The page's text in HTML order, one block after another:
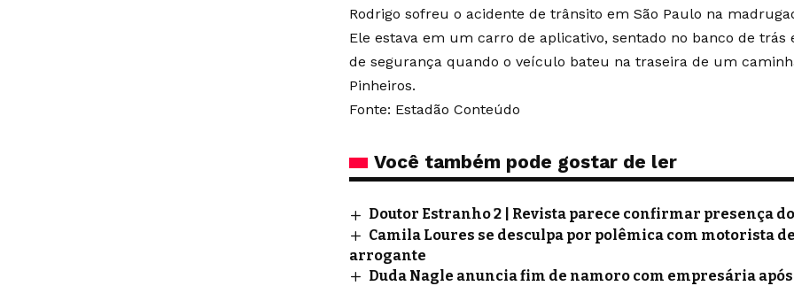
Rodrigo sofreu o acidente de trânsito em São Paulo na
Ele estava em um carro de aplicativo, sentado no banco de trás
de segurança quando o veículo bateu na traseira de um
Pinheiros.
Fonte: Estadão Conteúdo
Você também pode gostar de ler
Doutor Estranho 2 | Revista parece confirmar presença
Camila Loures se desculpa por polêmica com motorista de
arrogante
Duda Nagle anuncia fim de namoro com empresária após